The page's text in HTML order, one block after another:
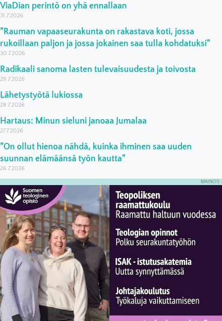
ViaDian perintö on yhä ennallaan
31.7.2026
”Rauman vapaaseurakunta on rakastava koti, jossa
rukoillaan paljon ja jossa jokainen saa tulla kohdatuksi”
30.7.2026
Radikaali sanoma lasten tulevaisuudesta ja toivosta
29.7.2026
Lähetystyötä lukiossa
28.7.2026
Hartaus: Minun sieluni janoaa Jumalaa
27.7.2026
”On ollut hienoa nähdä, kuinka ihminen saa uuden
suunnan elämäänsä työn kautta”
26.7.2026
MAINOS